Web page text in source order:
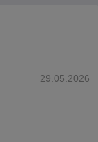
29.05.2026